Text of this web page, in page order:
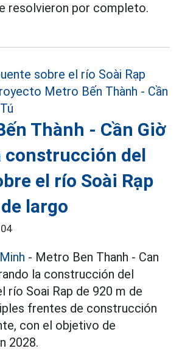
resolvieron por completo.
Thành - Cần Giờ
construcción del
el río Soài Rạp
largo
- Metro Ben Thanh - Can
la construcción del
río Soai Rap de 920 m de
frentes de construcción
con el objetivo de
2028.